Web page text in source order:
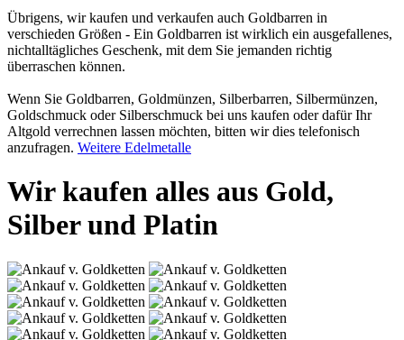
Übrigens, wir kaufen und verkaufen auch Goldbarren in
verschieden Größen - Ein Goldbarren ist wirklich ein ausgefallenes,
nichtalltägliches Geschenk, mit dem Sie jemanden richtig
überraschen können.
Wenn Sie Goldbarren, Goldmünzen, Silberbarren, Silbermünzen,
Goldschmuck oder Silberschmuck bei uns kaufen oder dafür Ihr
Altgold verrechnen lassen möchten, bitten wir dies telefonisch
anzufragen. Weitere Edelmetalle
Wir kaufen alles aus Gold,
Silber und Platin